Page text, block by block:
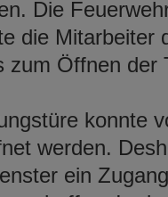
Die
die Mitarbeiter
zum Öffnen der
konnte
werden.
ein